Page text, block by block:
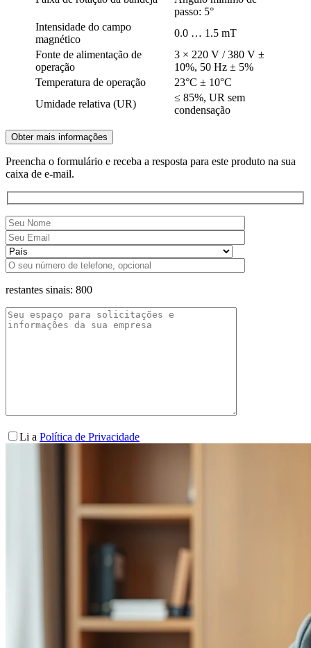
passo: 5°
Intensidade do campo
magnético
0.0 … 1.5 mT
Fonte de alimentação de
operação
3 × 220 V / 380 V ±
10%, 50 Hz ± 5%
Temperatura de operação
23°C ± 10°C
Umidade relativa (UR)
≤ 85%, UR sem
condensação
Obter mais informações
Preencha o formulário e receba a resposta para este produto na sua
caixa de e-mail.
restantes sinais: 800
Li a Política de Privacidade